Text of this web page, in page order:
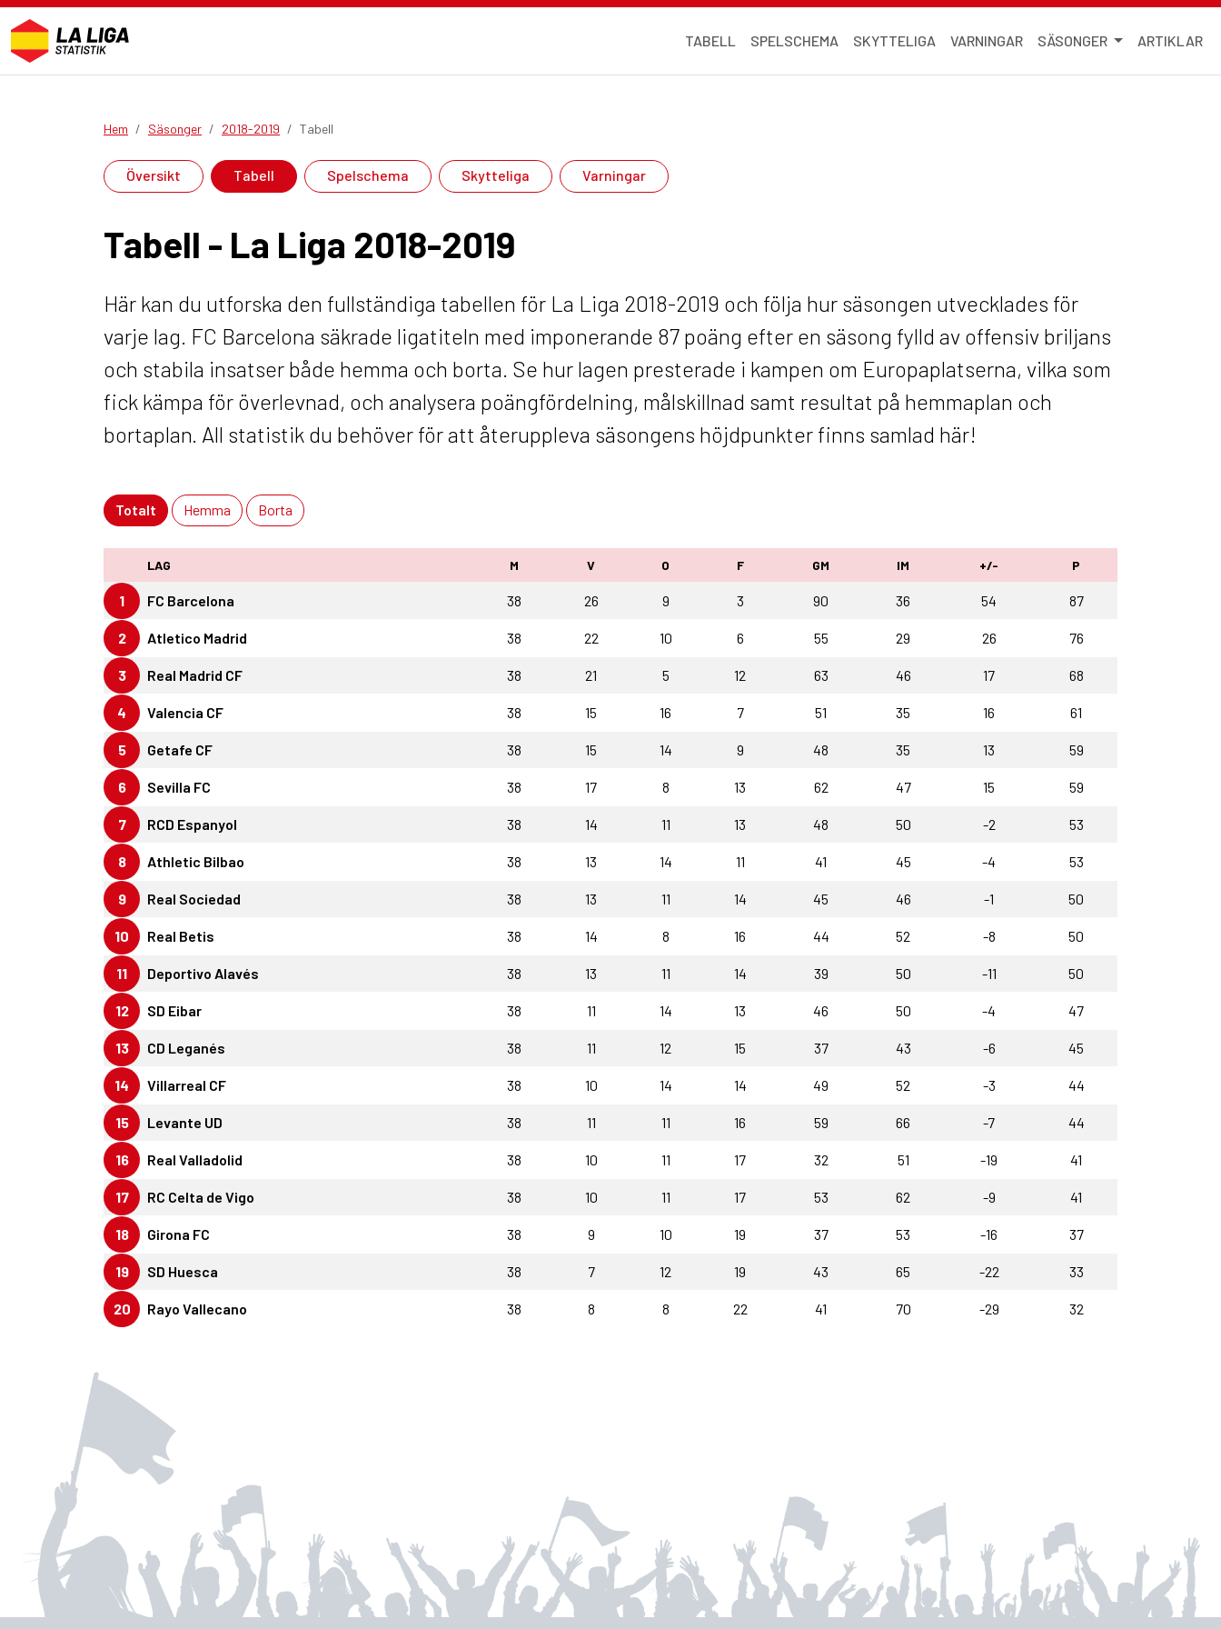
TABELL SPELSCHEMA SKYTTELIGA VARNINGAR SÄSONGER ARTIKLAR
Hem Säsonger 2018-2019 Tabell
Översikt Tabell Spelschema Skytteliga Varningar
Tabell - La Liga 2018-2019
Här kan du utforska den fullständiga tabellen för La Liga 2018-2019 och följa hur säsongen utvecklades för
varje lag. FC Barcelona säkrade ligatiteln med imponerande 87 poäng efter en säsong fylld av offensiv briljans
och stabila insatser både hemma och borta. Se hur lagen presterade i kampen om Europaplatserna, vilka som
fick kämpa för överlevnad, och analysera poängfördelning, målskillnad samt resultat på hemmaplan och
bortaplan. All statistik du behöver för att återuppleva säsongens höjdpunkter finns samlad här!
Totalt Hemma Borta
LAG M V O F GM IM +/- P
1 FC Barcelona 38 26 9 3 90 36 54 87
2 Atletico Madrid 38 22 10 6 55 29 26 76
3 Real Madrid CF 38 21 5 12 63 46 17 68
4 Valencia CF 38 15 16 7 51 35 16 61
5 Getafe CF 38 15 14 9 48 35 13 59
6 Sevilla FC 38 17 8 13 62 47 15 59
7 RCD Espanyol 38 14 11 13 48 50 -2 53
8 Athletic Bilbao 38 13 14 11 41 45 -4 53
9 Real Sociedad 38 13 11 14 45 46 -1 50
10 Real Betis 38 14 8 16 44 52 -8 50
11 Deportivo Alavés 38 13 11 14 39 50 -11 50
12 SD Eibar 38 11 14 13 46 50 -4 47
13 CD Leganés 38 11 12 15 37 43 -6 45
14 Villarreal CF 38 10 14 14 49 52 -3 44
15 Levante UD 38 11 11 16 59 66 -7 44
16 Real Valladolid 38 10 11 17 32 51 -19 41
17 RC Celta de Vigo 38 10 11 17 53 62 -9 41
18 Girona FC 38 9 10 19 37 53 -16 37
19 SD Huesca 38 7 12 19 43 65 -22 33
20 Rayo Vallecano 38 8 8 22 41 70 -29 32